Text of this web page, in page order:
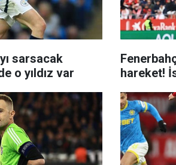
sarsacak
o yıldız var
hareket!